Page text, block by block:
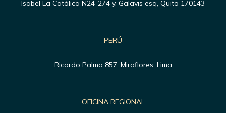
Isabel La Católica N24-274 y, Galavis esq, Quito 170143
PERÚ
Ricardo Palma 857, Miraflores, Lima
OFICINA REGIONAL